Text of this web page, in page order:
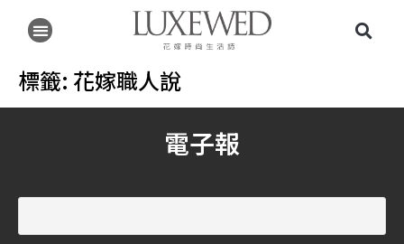
標籤: 花嫁職人說
電子報